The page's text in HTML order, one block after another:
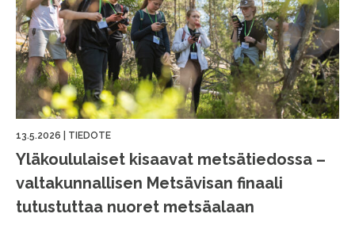
13.5.2026 TIEDOTE
Yläkoululaiset kisaavat metsätiedossa –
valtakunnallisen Metsävisan finaali
tutustuttaa nuoret metsäalaan